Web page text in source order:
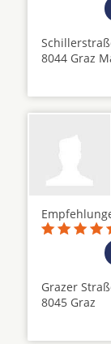
8044 Graz
Grazer
8045 Graz